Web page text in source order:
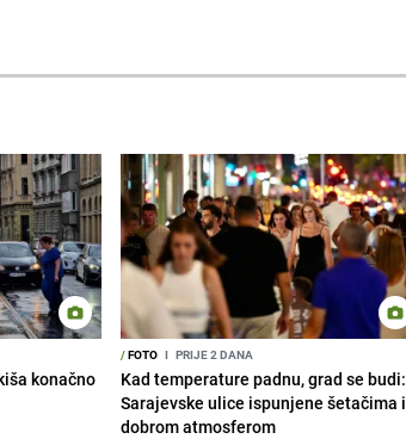
konačno
/FOTO I PRIJE 2 DANA
Kad temperature padnu, grad se budi:
Sarajevske ulice ispunjene šetačima i
dobrom atmosferom